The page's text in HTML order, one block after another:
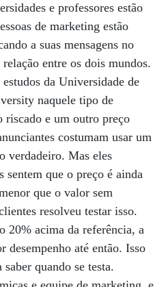
e professores estão
de marketing estão
a suas mensagens no
entre os dois mundos.
da Universidade de
naquele tipo de
riscado e um outro preço
costumam usar um
verdadeiro. Mas eles
sentem que o preço é ainda
que o valor sem
resolveu testar isso.
20% acima da referência, a
desempenho até então. Isso
quando se testa.